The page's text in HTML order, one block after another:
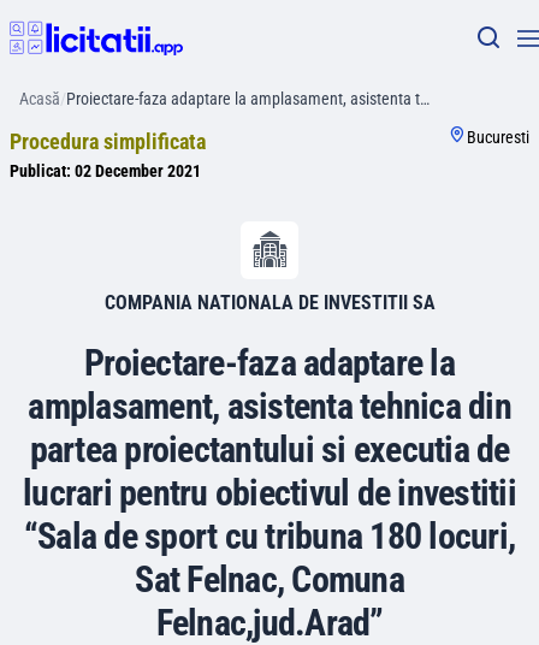
Acasă/Proiectare-faza adaptare la amplasament, asistenta t…
Procedura simplificata
Publicat: 02 December 2021
Bucuresti
COMPANIA NATIONALA DE INVESTITII SA
Proiectare-faza adaptare la
amplasament, asistenta tehnica din
partea proiectantului si executia de
lucrari pentru obiectivul de investitii
“Sala de sport cu tribuna 180 locuri,
Sat Felnac, Comuna
Felnac,jud.Arad”